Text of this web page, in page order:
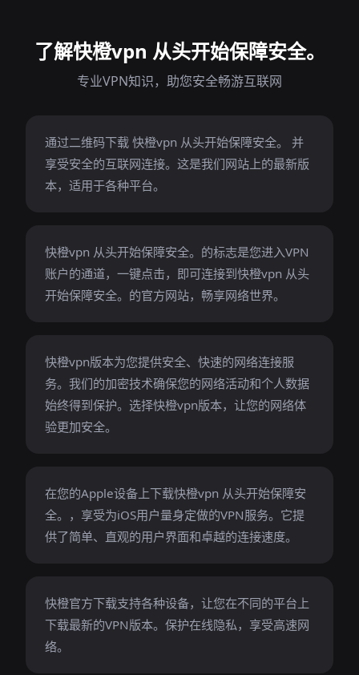
了解快橙vpn 从头开始保障安全。
专业VPN知识，助您安全畅游互联网
通过二维码下载 快橙vpn 从头开始保障安全。 并
享受安全的互联网连接。这是我们网站上的最新版
本，适用于各种平台。
快橙vpn 从头开始保障安全。的标志是您进入VPN
账户的通道，一键点击，即可连接到快橙vpn 从头
开始保障安全。的官方网站，畅享网络世界。
快橙vpn版本为您提供安全、快速的网络连接服
务。我们的加密技术确保您的网络活动和个人数据
始终得到保护。选择快橙vpn版本，让您的网络体
验更加安全。
在您的Apple设备上下载快橙vpn 从头开始保障安
全。，享受为iOS用户量身定做的VPN服务。它提
供了简单、直观的用户界面和卓越的连接速度。
快橙官方下载支持各种设备，让您在不同的平台上
下载最新的VPN版本。保护在线隐私，享受高速网
络。